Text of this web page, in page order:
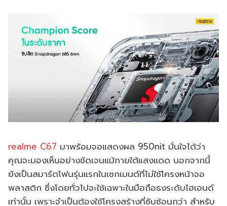
realme C67 มาพร้อมจอแสดงผล 950nit มั่นใจได้ว่า
คุณจะมองเห็นอย่างชัดเจนแม้ภายใต้แสงแดด นอกจากนี้
ยังเป็นสมาร์ตโฟนรุ่นแรกในเซกเมนต์ที่ไม่ใช้โครงหน้าจอ
พลาสติก ซึ่งโดยทั่วไปจะใช้เฉพาะในมือถือธงระดับไฮเอนด์
เท่านั้น เพราะจำเป็นต้องใช้โครงสร้างที่ซับซ้อนกว่า สำหรับ